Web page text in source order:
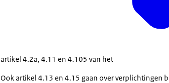
artikel 4.2a, 4.11 en 4.105 van het
Ook artikel 4.13 en 4.15 gaan over verplichtingen